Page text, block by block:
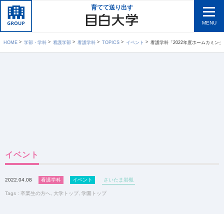
育てて送り出す
MENU
HOME 学部・学科 看護学部 看護学科 TOPICS イベント 看護学科「2022年度ホームカミン
イベント
2022.04.08 看護学科 イベント さいたま岩槻
Tags : 卒業生の方へ 大学トップ 学園トップ